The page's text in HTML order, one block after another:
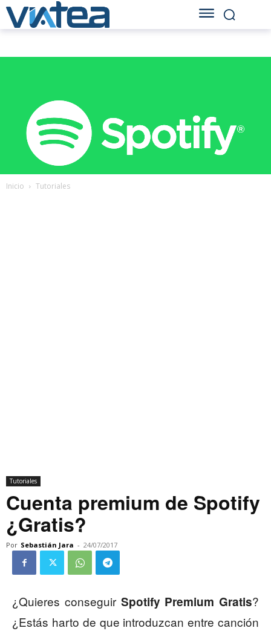
Inicio Tutoriales
Tutoriales
Cuenta premium de Spotify
¿Gratis?
Por Sebastián Jara - 24/07/2017
¿Quieres conseguir Spotify Premium Gratis?
¿Estás harto de que introduzcan entre canción